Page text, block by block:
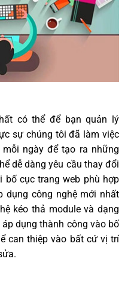
có thể để bạn quản lý
sự chúng tôi đã làm việc
ngày để tạo ra những
dễ dàng yêu cầu thay đổi
bố cục trang web phù hợp
dụng công nghệ mới nhất
kéo thả module và dạng
dụng thành công vào bố
can thiệp vào bất cứ vị trí